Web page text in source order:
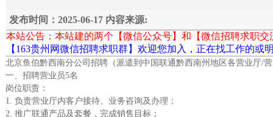
发布时间：2025-06-17 内容来源:
本站公告：本站建的两个【微信公众号】和【微信招聘求职
【163贵州网微信招聘求职群】欢迎您加入，正在找工作的
北京鱼伯黔西南分公司招聘（派遣到中国联通黔西南州地区各营业厅/
一、招聘营业员5名
岗位职责：
1. 负责营业厅内客户接待、业务咨询及办理；
2. 推广联通产品及套餐，完成销售目标；